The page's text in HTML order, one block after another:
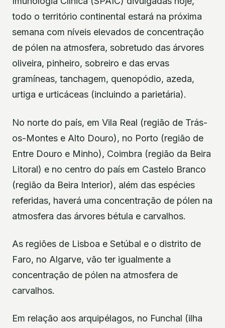
todo o território continental estará na próxima
semana com níveis elevados de concentração
de pólen na atmosfera, sobretudo das árvores
oliveira, pinheiro, sobreiro e das ervas
gramíneas, tanchagem, quenopódio, azeda,
urtiga e urticáceas (incluindo a parietária).
No norte do país, em Vila Real (região de Trás-
os-Montes e Alto Douro), no Porto (região de
Entre Douro e Minho), Coimbra (região da Beira
Litoral) e no centro do país em Castelo Branco
(região da Beira Interior), além das espécies
referidas, haverá uma concentração de pólen na
atmosfera das árvores bétula e carvalhos.
As regiões de Lisboa e Setúbal e o distrito de
Faro, no Algarve, vão ter igualmente a
concentração de pólen na atmosfera de
carvalhos.
Em relação aos arquipélagos, no Funchal (ilha